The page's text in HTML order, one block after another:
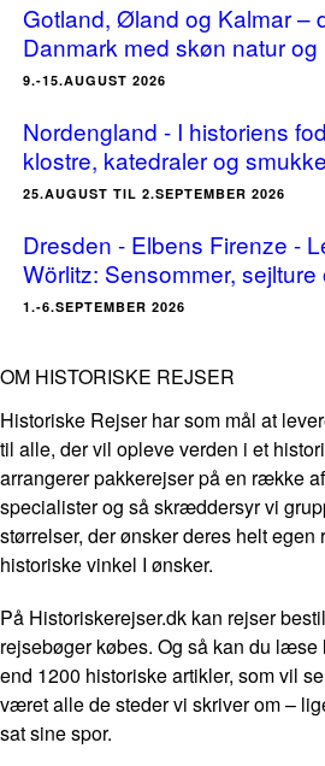
Gotland, Øland og Kalmar –
Danmark med skøn natur og
9.-15.AUGUST 2026
Nordengland - I historiens
klostre, katedraler og
25.AUGUST TIL 2.SEPTEMBER 2026
Dresden - Elbens Firenze -
Wörlitz: Sensommer,
1.-6.SEPTEMBER 2026
OM HISTORISKE REJSER
Historiske Rejser har som mål at
til alle, der vil opleve verden i et
arrangerer pakkerejser på en række
specialister og så skræddersyr vi
størrelser, der ønsker deres helt egen
historiske vinkel I ønsker.
På Historiskerejser.dk kan rejser
rejsebøger købes. Og så kan du læse
end 1200 historiske artikler, som vil
været alle de steder vi skriver om –
sat sine spor.